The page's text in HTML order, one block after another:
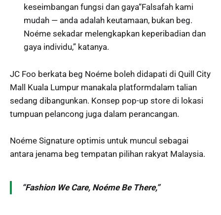
keseimbangan fungsi dan gaya“Falsafah kami
mudah — anda adalah keutamaan, bukan beg.
Noéme sekadar melengkapkan keperibadian dan
gaya individu,” katanya.
JC Foo berkata beg Noéme boleh didapati di Quill City
Mall Kuala Lumpur manakala platformdalam talian
sedang dibangunkan. Konsep pop-up store di lokasi
tumpuan pelancong juga dalam perancangan.
Noéme Signature optimis untuk muncul sebagai
antara jenama beg tempatan pilihan rakyat Malaysia.
“Fashion We Care, Noéme Be There,”